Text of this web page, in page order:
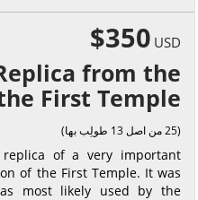
$350 USD
from the
First Temple
(25 من اصل 13 طولِب بها)
of a very important
of the First Temple. It was
most likely used by the